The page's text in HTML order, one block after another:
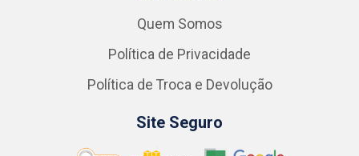
Quem Somos
Política de Privacidade
Política de Troca e Devolução
Site Seguro